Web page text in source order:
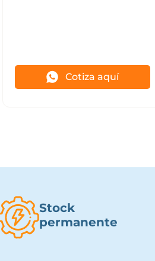
Cotiza aquí
Stock
permanente